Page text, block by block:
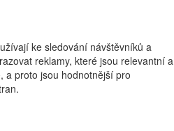
ke sledování návštěvníků a
reklamy, které jsou relevantní a
a proto jsou hodnotnější pro